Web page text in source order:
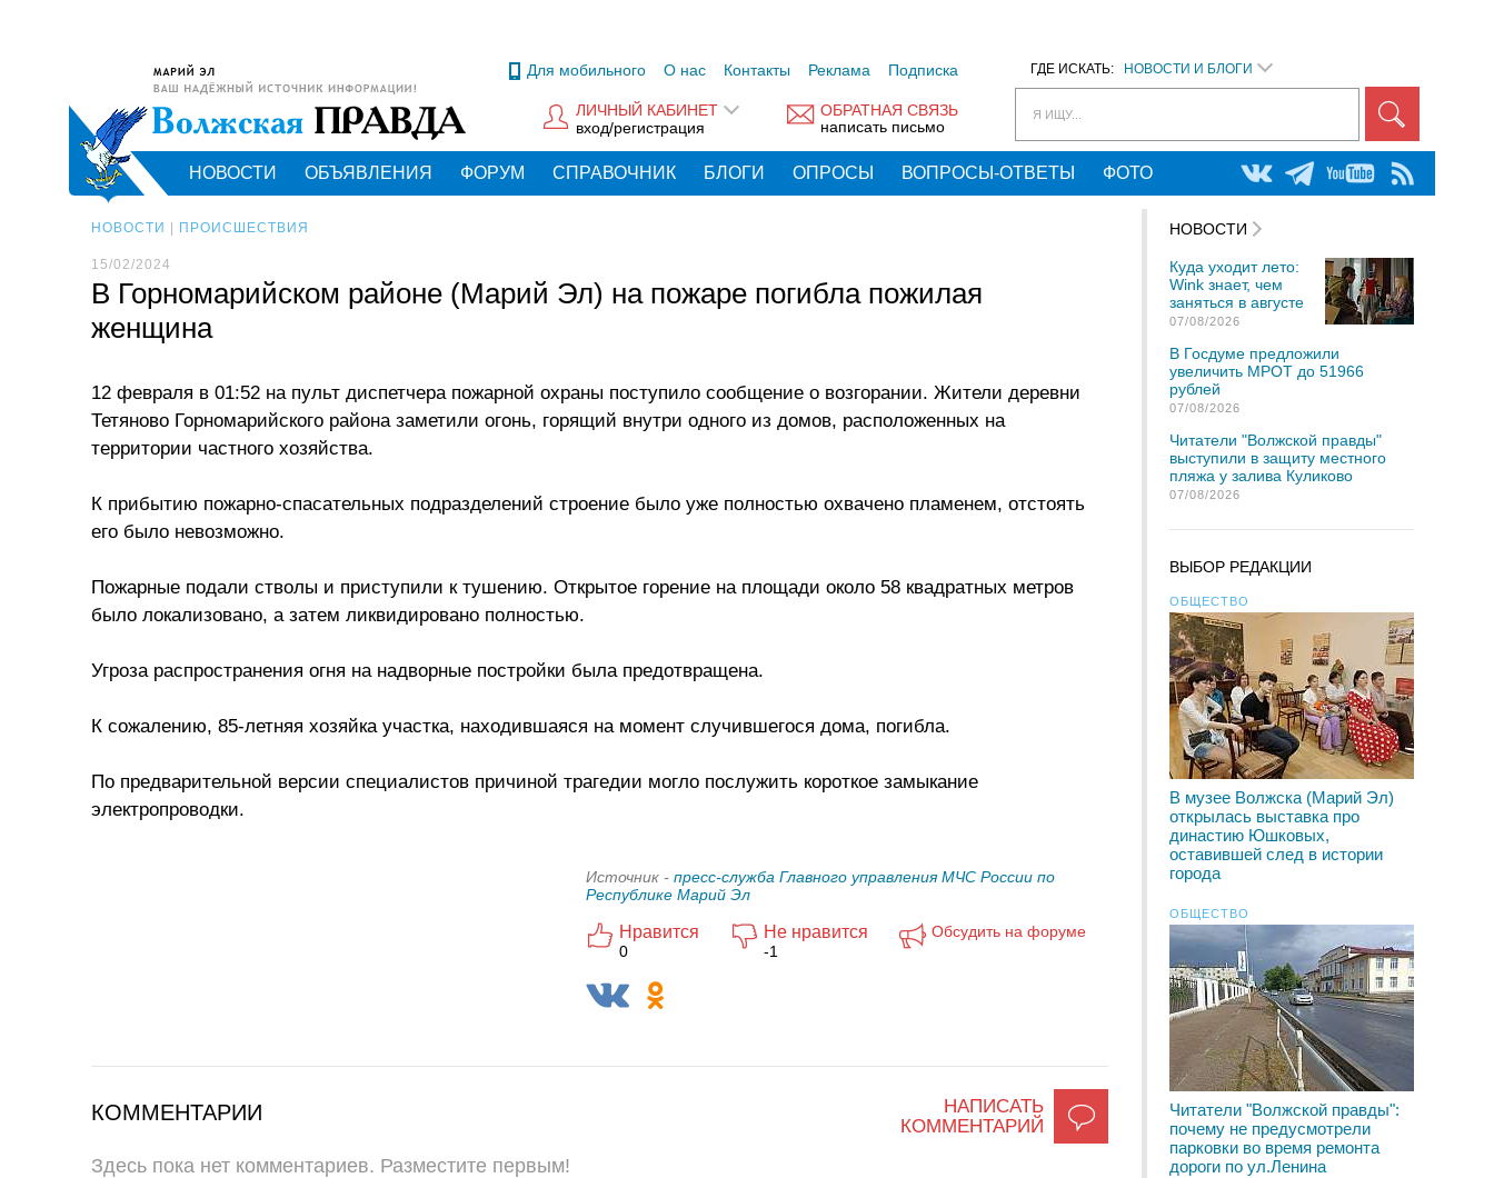
ГДЕ ИСКАТЬ: НОВОСТИ И БЛОГИ
Я ИЩУ...
Для мобильного О нас Контакты Реклама Подписка
ОБРАТНАЯ СВЯЗЬ
написать письмо
ЛИЧНЫЙ КАБИНЕТ
вход/регистрация
НОВОСТИ ОБЪЯВЛЕНИЯ ФОРУМ СПРАВОЧНИК БЛОГИ ОПРОСЫ ВОПРОСЫ-ОТВЕТЫ ФОТО
НОВОСТИ ПРОИСШЕСТВИЯ
15/02/2024
В Горнoмарийском районе (Марий Эл) на пожаре погибла пожилая
женщина
12 февраля в 01:52 на пульт диспетчера пожарной охраны поступило сообщение о возгорании. Жители деревни
Тетяново Горномарийского района заметили огонь, горящий внутри одного из домов, расположенных на
территории частного хозяйства.
К прибытию пожарно-спасательных подразделений строение было уже полностью охвачено пламенем, отстоять
его было невозможно.
Пожарные подали стволы и приступили к тушению. Открытое горение на площади около 58 квадратных метров
было локализовано, а затем ликвидировано полностью.
Угроза распространения огня на надворные постройки была предотвращена.
К сожалению, 85-летняя хозяйка участка, находившаяся на момент случившегося дома, погибла.
По предварительной версии специалистов причиной трагедии могло послужить короткое замыкание
электропроводки.
Источник - пресс-служба Главного управления МЧС России по
Республике Марий Эл
Нравится
0
Не нравится
-1
Обсудить на форуме
НАПИСАТЬ
КОММЕНТАРИЙ
КОММЕНТАРИИ
Здесь пока нет комментариев. Разместите первым!
НОВОСТИ
Куда уходит лето:
Wink знает, чем
заняться в августе
07/08/2026
В Госдуме предложили
увеличить МРОТ до 51966
рублей
07/08/2026
Читатели "Волжской правды"
выступили в защиту местного
пляжа у залива Куликово
07/08/2026
ВЫБОР РЕДАКЦИИ
ОБЩЕСТВО
В музее Волжска (Марий Эл)
открылась выставка про
династию Юшковых,
оставившей след в истории
города
ОБЩЕСТВО
Читатели "Волжской правды":
почему не предусмотрели
парковки во время ремонта
дороги по ул.Ленина